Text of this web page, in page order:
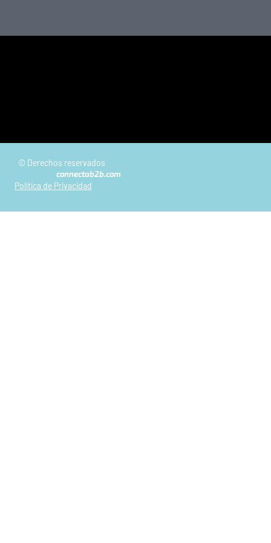
© Derechos reservados
connectab2b.com
Política de Privacidad